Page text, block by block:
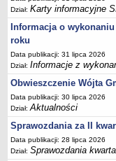
Budżet
Zmiany budżetu
Wieloletnia Prognoza
Majątek gminy
Majątek jednostek
Dług publiczny
Realizacja inwestycji
Sprawozdania
Dział:Karty informacyjne
Informacja o
roku
Data publikacji: 31 lipca 2026
Dział:Informacje z
Obwieszczenie Wójta
Data publikacji: 30 lipca 2026
Dział:Aktualności
Sprawozdania za II
Data publikacji: 28 lipca 2026
Dział:Sprawozdania